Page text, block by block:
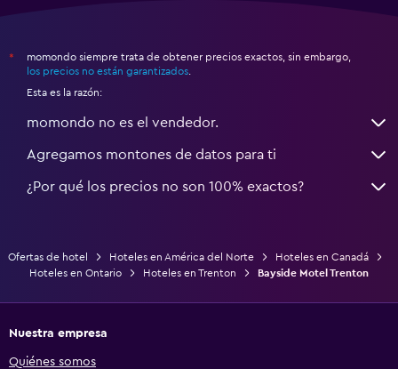
*
momondo siempre trata de obtener precios exactos, sin embargo,
los precios no están garantizados
Esta es la razón:
momondo no es el vendedor.
Agregamos montones de datos para ti
¿Por qué los precios no son 100% exactos?
Ofertas de hotel Hoteles en América del Norte
Hoteles en Canadá
Hoteles en Ontario
Hoteles en Trenton Bayside Motel Trenton
Nuestra empresa
Quiénes somos